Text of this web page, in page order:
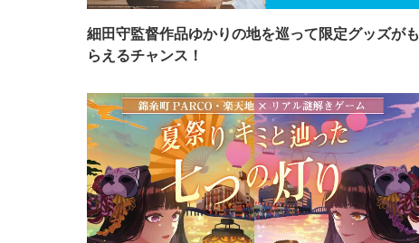
細田守監督作品ゆかりの地を巡って限定グッズがも
らえるチャンス！